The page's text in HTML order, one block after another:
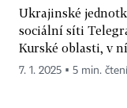
Ukrajinské
sociální síti
Kurské oblasti, v
7. 1. 2025 ▪ 5 min. čtení